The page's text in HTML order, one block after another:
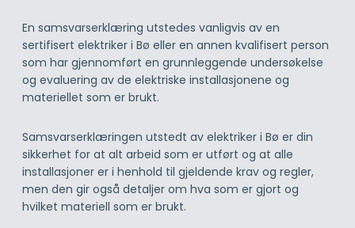
En samsvarserklæring utstedes vanligvis av en
sertifisert elektriker i Bø eller en annen kvalifisert person
som har gjennomført en grunnleggende undersøkelse
og evaluering av de elektriske installasjonene og
materiellet som er brukt.
Samsvarserklæringen utstedt av elektriker i Bø er din
sikkerhet for at alt arbeid som er utført og at alle
installasjoner er i henhold til gjeldende krav og regler,
men den gir også detaljer om hva som er gjort og
hvilket materiell som er brukt.